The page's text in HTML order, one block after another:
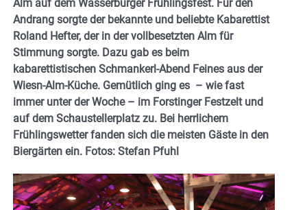
Alm auf dem Wasserburger Frühlingsfest. Für den
Andrang sorgte der bekannte und beliebte Kabarettist
Roland Hefter, der in der vollbesetzten Alm für
Stimmung sorgte. Dazu gab es beim
kabarettistischen Schmankerl-Abend Feines aus der
Wiesn-Alm-Küche. Gemütlich ging es – wie fast
immer unter der Woche – im Forstinger Festzelt und
auf dem Schaustellerplatz zu. Bei herrlichem
Frühlingswetter fanden sich die meisten Gäste in den
Biergärten ein. Fotos: Stefan Pfuhl